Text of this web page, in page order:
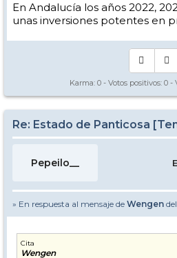
En Andalucía los años 2022,
unas inversiones potentes en
Karma: 0 - Votos positivos: 0 -
Re: Estado de Panticosa
Pepeilo__
» En respuesta al mensaje de Wengen
Cita
Wengen